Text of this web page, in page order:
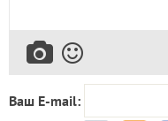
Ваш E-mail: